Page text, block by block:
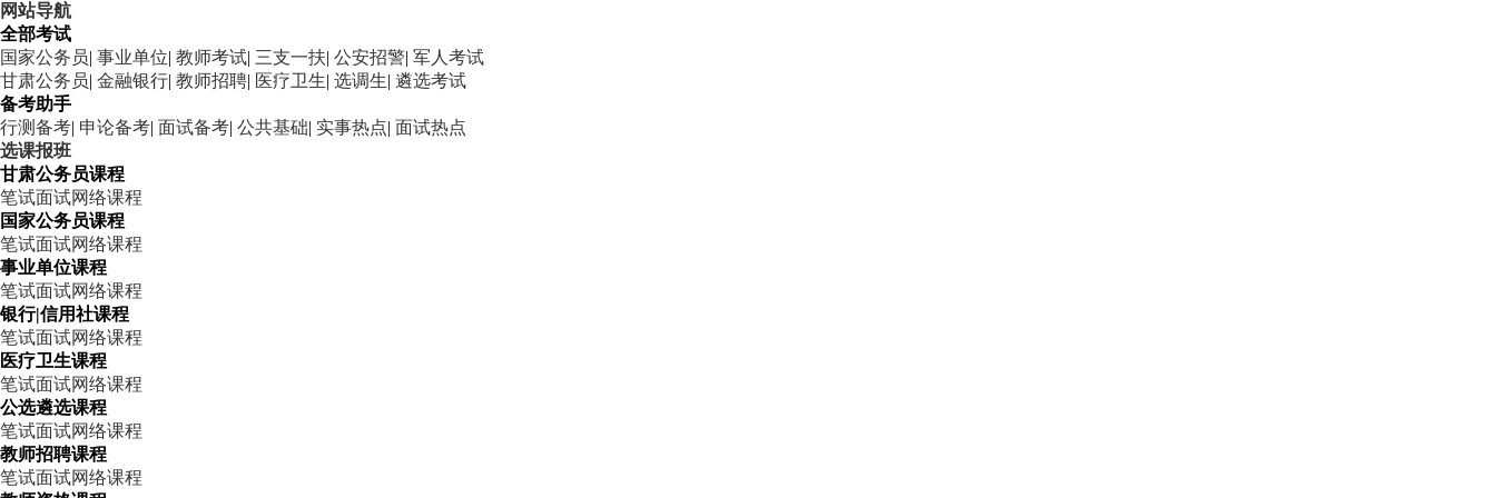
网站导航
全部考试
国家公务员| 事业单位| 教师考试| 三支一扶| 公安招警| 军人考试
甘肃公务员| 金融银行| 教师招聘| 医疗卫生| 选调生| 遴选考试
备考助手
行测备考| 申论备考| 面试备考| 公共基础| 实事热点| 面试热点
选课报班
甘肃公务员课程
笔试面试网络课程
国家公务员课程
笔试面试网络课程
事业单位课程
笔试面试网络课程
银行|信用社课程
笔试面试网络课程
医疗卫生课程
笔试面试网络课程
公选遴选课程
笔试面试网络课程
教师招聘课程
笔试面试网络课程